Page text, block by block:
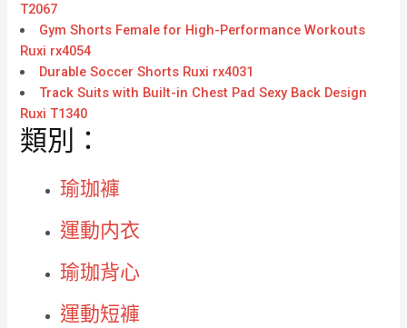
T2067
Gym Shorts Female for High-Performance Workouts
Ruxi rx4054
Durable Soccer Shorts Ruxi rx4031
Track Suits with Built-in Chest Pad Sexy Back Design
Ruxi T1340
類別：
瑜珈褲
運動内衣
瑜珈背心
運動短褲